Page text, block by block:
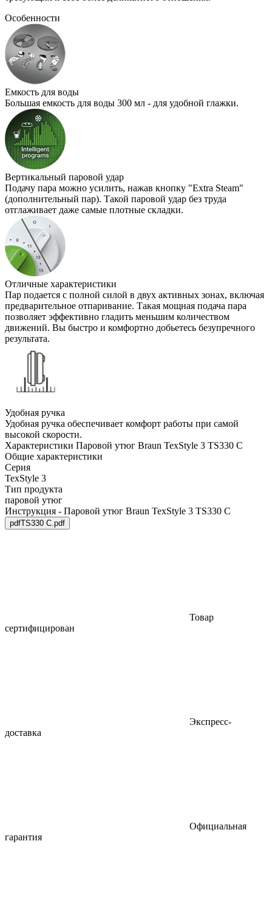
Особенности
Емкость для воды
Большая емкость для воды 300 мл - для удобной глажки.
Вертикальный паровой удар
Подачу пара можно усилить, нажав кнопку "Extra Steam"
(дополнительный пар). Такой паровой удар без труда
отглаживает даже самые плотные складки.
Отличные характеристики
Пар подается с полной силой в двух активных зонах, включая
предварительное отпаривание. Такая мощная подача пара
позволяет эффективно гладить меньшим количеством
движений. Вы быстро и комфортно добьетесь безупречного
результата.
Удобная ручка
Удобная ручка обеспечивает комфорт работы при самой
высокой скорости.
Характеристики Паровой утюг Braun TexStyle 3 TS330 С
Общие характеристики
Серия
TexStyle 3
Тип продукта
паровой утюг
Инструкция - Паровой утюг Braun TexStyle 3 TS330 С
pdfTS330 C.pdf
Товар
сертифицирован
Экспресс-
доставка
Официальная
гарантия